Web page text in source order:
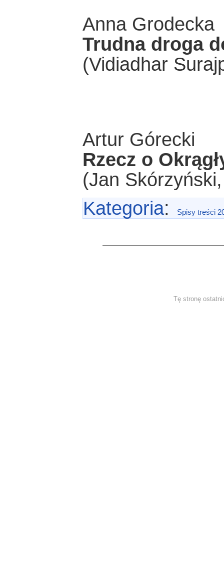
Anna Grodecka
Trudna droga
(Vidiadhar
Artur Górecki
Rzecz o
(Jan Skórzyński,
Kategoria: Spisy treści
Tę stronę